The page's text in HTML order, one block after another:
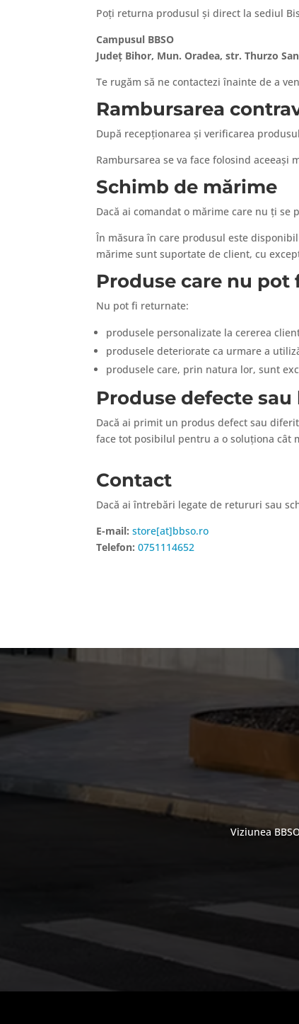
Poți returna produsul și direct la sediul
Campusul BBSO
Județ Bihor, Mun. Oradea, str. Thurzo
Te rugăm să ne contactezi înainte de a
Rambursarea
După recepționarea și verificarea
Rambursarea se va face folosind
Schimb de mărime
Dacă ai comandat o mărime care nu ți
În măsura în care produsul este
mărime sunt suportate de client, cu
Produse care nu
Nu pot fi returnate:
produsele personalizate la cererea
produsele deteriorate ca urmare a
produsele care, prin natura lor, sunt
Produse defecte
Dacă ai primit un produs defect sau
face tot posibilul pentru a o soluționa cât
Contact
Dacă ai întrebări legate de retururi sau
E-mail: store[at]bbso.ro
Telefon: 0751114652
Viziunea